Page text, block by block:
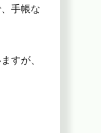
手帳な
すが、